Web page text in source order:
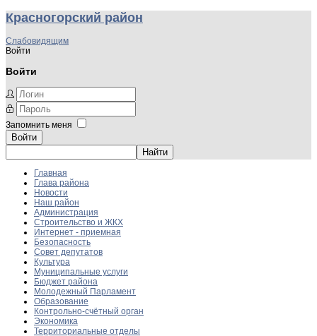
Красногорский район
Слабовидящим
Войти
Войти
Запомнить меня
Войти
Главная
Глава района
Новости
Наш район
Администрация
Строительство и ЖКХ
Интернет - приемная
Безопасность
Совет депутатов
Культура
Муниципальные услуги
Бюджет района
Молодежный Парламент
Образование
Контрольно-счётный орган
Экономика
Территориальные отделы